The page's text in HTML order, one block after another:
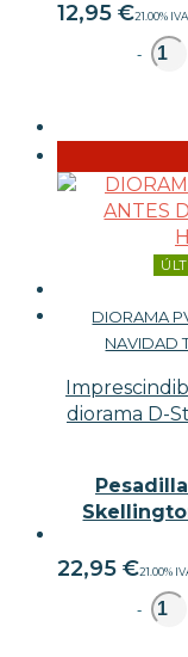
12,95 €21.00% IVA
-
DIORAMA
NAVIDAD
diorama D-
22,95 €21.00%
-